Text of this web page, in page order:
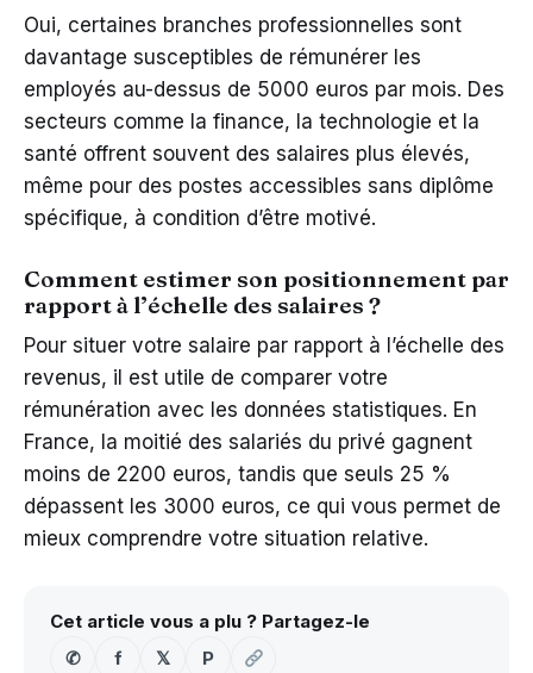
Oui, certaines branches professionnelles sont
davantage susceptibles de rémunérer les
employés au-dessus de 5000 euros par mois. Des
secteurs comme la finance, la technologie et la
santé offrent souvent des salaires plus élevés,
même pour des postes accessibles sans diplôme
spécifique, à condition d’être motivé.
Comment estimer son positionnement par
rapport à l’échelle des salaires ?
Pour situer votre salaire par rapport à l’échelle des
revenus, il est utile de comparer votre
rémunération avec les données statistiques. En
France, la moitié des salariés du privé gagnent
moins de 2200 euros, tandis que seuls 25 %
dépassent les 3000 euros, ce qui vous permet de
mieux comprendre votre situation relative.
Cet article vous a plu ? Partagez-le
✆
f 𝕏 P